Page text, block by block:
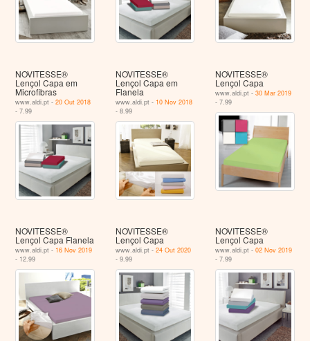
NOVITESSE®
Lençol Capa em
Microfibras
www.aldi.pt -20 Out 2018
- 7.99
NOVITESSE®
Lençol Capa em
Flanela
www.aldi.pt - 10 Nov 2018
- 8.99
NOVITESSE®
Lençol Capa
www.aldi.pt -30 Mar 2019
- 7.99
NOVITESSE®
Lençol Capa Flanela
www.aldi.pt - 16 Nov 2019
- 12.99
NOVITESSE®
Lençol Capa
www.aldi.pt - 24 Out 2020
- 9.99
NOVITESSE®
Lençol Capa
www.aldi.pt -02 Nov 2019
- 7.99